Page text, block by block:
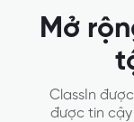
Mở
ClassIn
được tin